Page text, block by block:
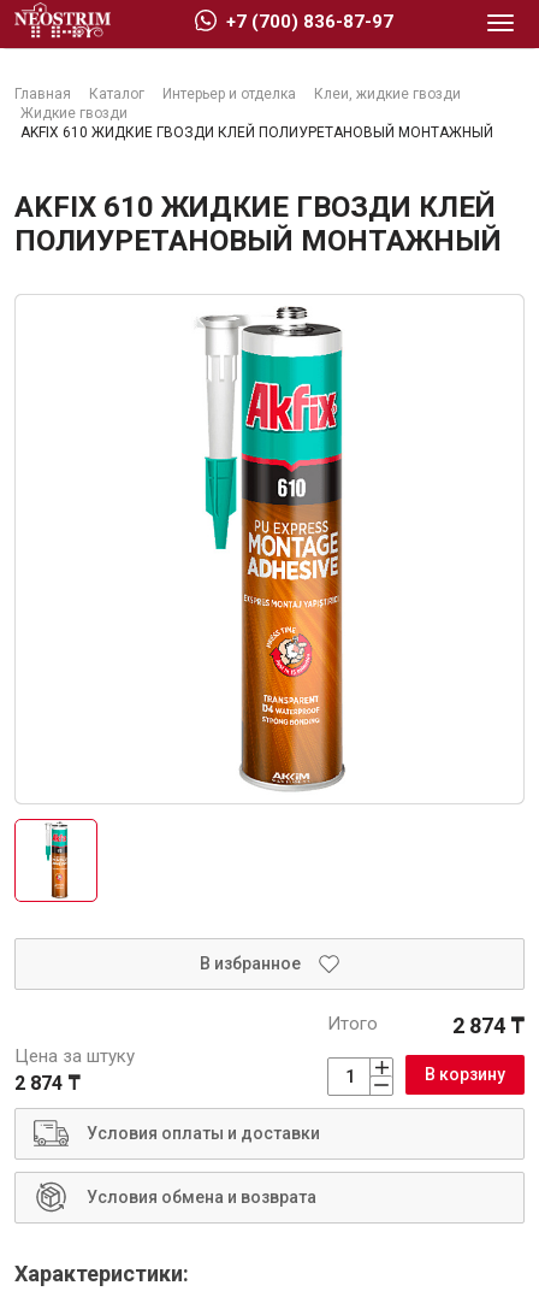
Главная Каталог Интерьер и отделка
Клеи, жидкие гвозди
Жидкие гвозди
AKFIX 610 ЖИДКИЕ ГВОЗДИ КЛЕЙ ПОЛИУРЕТАНОВЫЙ МОНТАЖНЫЙ
AKFIX 610 ЖИДКИЕ ГВОЗДИ КЛЕЙ
ПОЛИУРЕТАНОВЫЙ МОНТАЖНЫЙ
В избранное
Цена за штуку
2 874 ₸
Итого 2 874 ₸
В корзину
Условия оплаты и доставки
Условия обмена и возврата
Характеристики:
+7 (700) 836-87-97
Стройматериалы
Сухие строительные смеси
Изоляционные материалы
Кровельные материалы
Интерьер и отделка
Лакокрасочные материалы
Водоснабжение и водоотведение
Электро-оборудование
Инструменты
Малярный инструмент